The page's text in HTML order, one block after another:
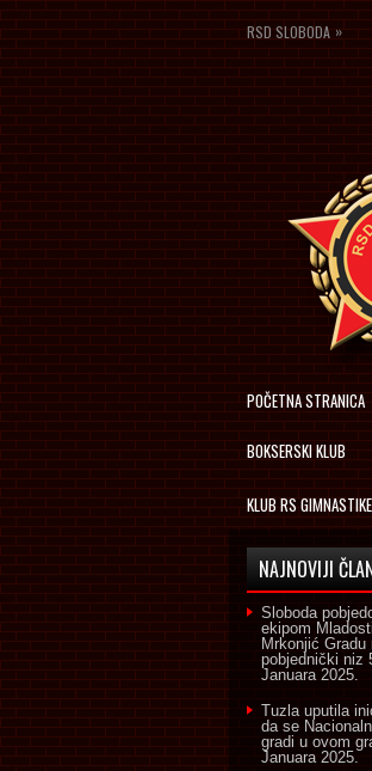
RSD SLOBODA »
POČETNA STRANICA
BOKSERSKI KLUB
KLUB RS GIMNASTIKE
NAJNOVIJI
Sloboda
ekipom
Mrkonjić Gradu
pobjednički niz
Januara 2025.
Tuzla uputila
da se
gradi u ovom
Januara 2025.